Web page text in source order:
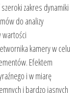
zakres dynamiki
do analizy
wartości
kamery w celu
Efektem
i w miarę
i bardzo jasnych